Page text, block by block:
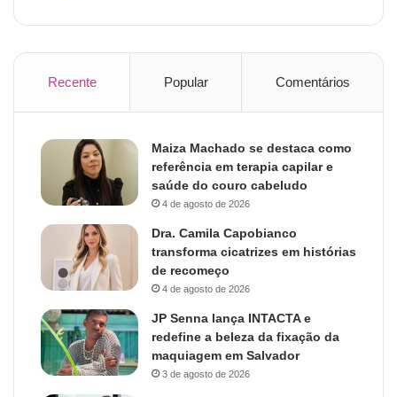
Recente Popular Comentários
Maiza Machado se destaca como
referência em terapia capilar e
saúde do couro cabeludo
4 de agosto de 2026
Dra. Camila Capobianco
transforma cicatrizes em histórias
de recomeço
4 de agosto de 2026
JP Senna lança INTACTA e
redefine a beleza da fixação da
maquiagem em Salvador
3 de agosto de 2026